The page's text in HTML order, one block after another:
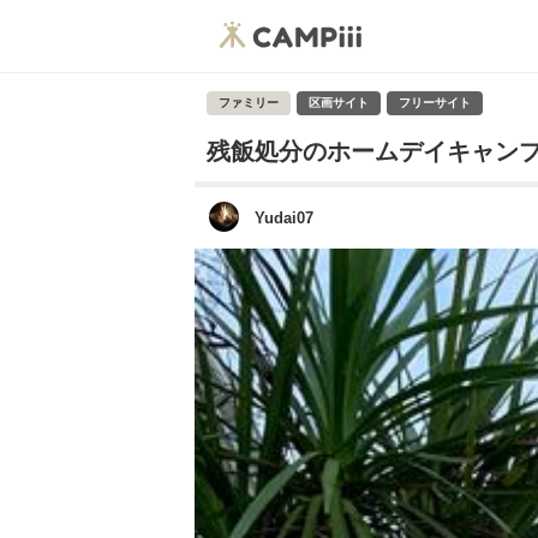
ファミリー 区画サイト フリーサイト
残飯処分のホームデイキャン
Yudai07